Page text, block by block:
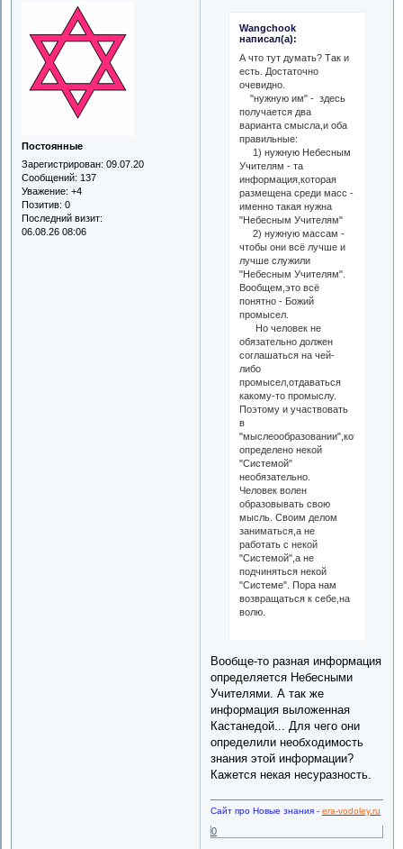
Постоянные
Зарегистрирован: 09.07.20
Сообщений: 137
Уважение: +4
Позитив: 0
Последний визит:
06.08.26 08:06
Wangchook
написал(а):
А что тут думать? Так и
есть. Достаточно
очевидно.
"нужную им" - здесь
получается два
варианта смысла,и оба
правильные:
1) нужную Небесным
Учителям - та
информация,которая
размещена среди масс -
именно такая нужна
"Небесным Учителям"
2) нужную массам -
чтобы они всё лучше и
лучше служили
"Небесным Учителям".
Вообщем,это всё
понятно - Божий
промысел.
Но человек не
обязательно должен
соглашаться на чей-
либо
промысел,отдаваться
какому-то промыслу.
Поэтому и участвовать
в
"мыслеообразовании",которое
определено некой
"Системой"
необязательно.
Человек волен
образовывать свою
мысль. Своим делом
заниматься,а не
работать с некой
"Системой",а не
подчиняться некой
"Системе". Пора нам
возвращаться к себе,на
волю.
Вообще-то разная информация
определяется Небесными
Учителями. А так же
информация выложенная
Кастанедой... Для чего они
определили необходимость
знания этой информации?
Кажется некая несуразность.
Сайт про Новые знания -era-vodoley.ru
0